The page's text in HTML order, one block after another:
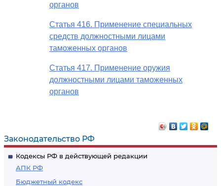
Законодательство РФ
Кодексы РФ в действующей редакции
АПК РФ
Бюджетный кодекс
органов
Статья 416. Применение специальных
средств должностными лицами
таможенных органов
Статья 417. Применение оружия
должностными лицами таможенных
органов